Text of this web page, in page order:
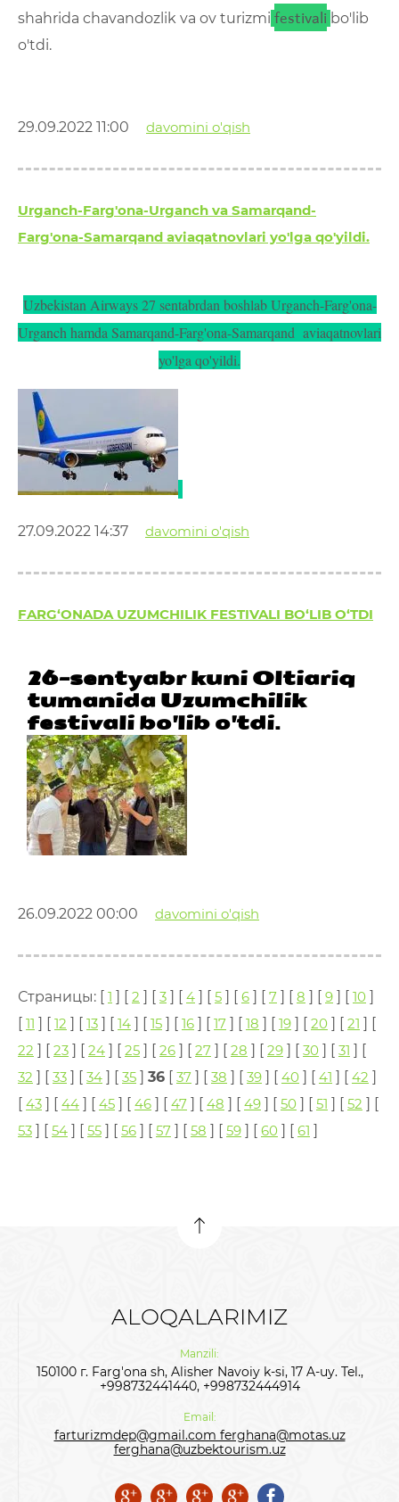
shahrida chavandozlik va ov turizmi festivali bo'lib
o'tdi.
29.09.2022 11:00 davomini o'qish
Urganch-Farg'ona-Urganch va Samarqand-
Farg'ona-Samarqand aviaqatnovlari yo'lga qo'yildi.
Uzbekistan Airways 27 sentabrdan boshlab Urganch-Farg'ona-
Urganch hamda Samarqand-Farg'ona-Samarqand aviaqatnovlari
yo'lga qo'yildi.
27.09.2022 14:37 davomini o'qish
FARG‘ONADA UZUMCHILIK FESTIVALI BO‘LIB O‘TDI
26-sentyabr kuni Oltiariq
tumanida Uzumchilik
festivali bo'lib o'tdi.
26.09.2022 00:00 davomini o'qish
Страницы: [ 1 ] [ 2 ] [ 3 ] [ 4 ] [ 5 ] [ 6 ] [ 7 ] [ 8 ] [ 9 ] [ 10 ]
[ 11 ] [ 12 ] [ 13 ] [ 14 ] [ 15 ] [ 16 ] [ 17 ] [ 18 ] [ 19 ] [ 20 ] [ 21 ] [
22 ] [ 23 ] [ 24 ] [ 25 ] [ 26 ] [ 27 ] [ 28 ] [ 29 ] [ 30 ] [ 31 ] [
32 ] [ 33 ] [ 34 ] [ 35 ] 36 [ 37 ] [ 38 ] [ 39 ] [ 40 ] [ 41 ] [ 42 ]
[ 43 ] [ 44 ] [ 45 ] [ 46 ] [ 47 ] [ 48 ] [ 49 ] [ 50 ] [ 51 ] [ 52 ] [
53 ] [ 54 ] [ 55 ] [ 56 ] [ 57 ] [ 58 ] [ 59 ] [ 60 ] [ 61 ]
ALOQALARIMIZ
Manzili:
150100 г. Farg'ona sh, Alisher Navoiy k-si, 17 A-uy. Tel.,
+998732441440, +998732444914
Email:
farturizmdep@gmail.com ferghana@motas.uz
ferghana@uzbektourism.uz